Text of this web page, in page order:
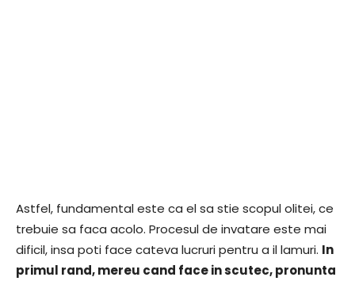
Astfel, fundamental este ca el sa stie scopul olitei, ce
trebuie sa faca acolo. Procesul de invatare este mai
dificil, insa poti face cateva lucruri pentru a il lamuri. In
primul rand, mereu cand face in scutec, pronunta